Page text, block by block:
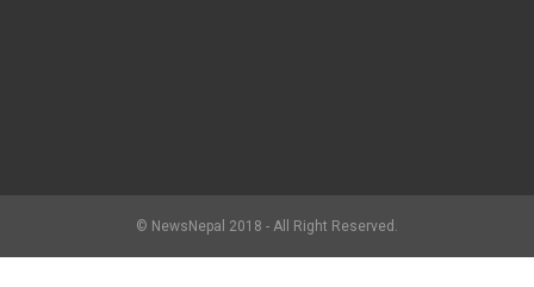
© NewsNepal 2018 - All Right Reserved.
newsnepal.com